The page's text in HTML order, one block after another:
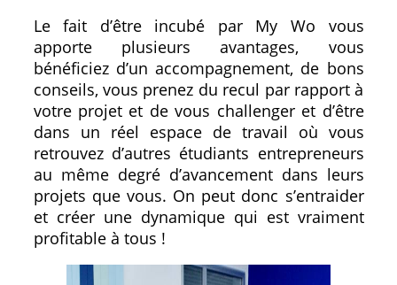
Le fait d’être incubé par My Wo vous
apporte plusieurs avantages, vous
bénéficiez d’un accompagnement, de bons
conseils, vous prenez du recul par rapport à
votre projet et de vous challenger et d’être
dans un réel espace de travail où vous
retrouvez d’autres étudiants entrepreneurs
au même degré d’avancement dans leurs
projets que vous. On peut donc s’entraider
et créer une dynamique qui est vraiment
profitable à tous !